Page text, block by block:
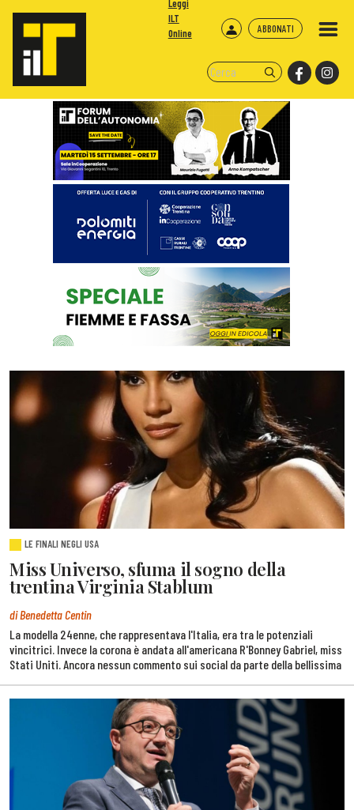
ABBONATI
Leggi
ILT
Online
LE FINALI NEGLI USA
Miss Universo, sfuma il sogno della
trentina Virginia Stablum
di Benedetta Centin
La modella 24enne, che rappresentava l'Italia, era tra le potenziali
vincitrici. Invece la corona è andata all'americana R'Bonney Gabriel, miss
Stati Uniti. Ancora nessun commento sui social da parte della bellissima